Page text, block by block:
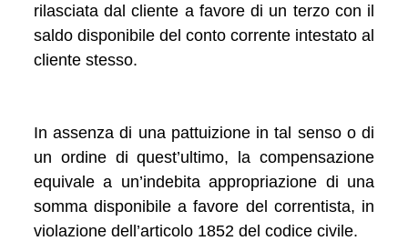
rilasciata dal cliente a favore di un terzo con il
saldo disponibile del conto corrente intestato al
cliente stesso.
In assenza di una pattuizione in tal senso o di
un ordine di quest’ultimo, la compensazione
equivale a un’indebita appropriazione di una
somma disponibile a favore del correntista, in
violazione dell’articolo 1852 del codice civile.